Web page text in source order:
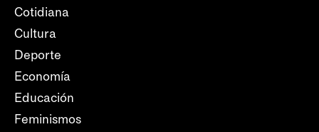
Cotidiana
Cultura
Deporte
Economía
Educación
Feminismos